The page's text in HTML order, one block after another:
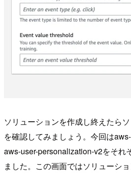
ソリューションを作成し終えたら
を確認してみましょう。今回は
aws-user-personalization-v2をそれ
ました。この画面ではソリューシ